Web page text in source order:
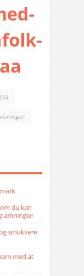
du kan
amningen
smukkere
med at